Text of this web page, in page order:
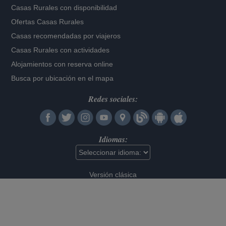
Casas Rurales con disponibilidad
Ofertas Casas Rurales
Casas recomendadas por viajeros
Casas Rurales con actividades
Alojamientos con reserva online
Busca por ubicación en el mapa
Redes sociales:
Idiomas:
Versión clásica